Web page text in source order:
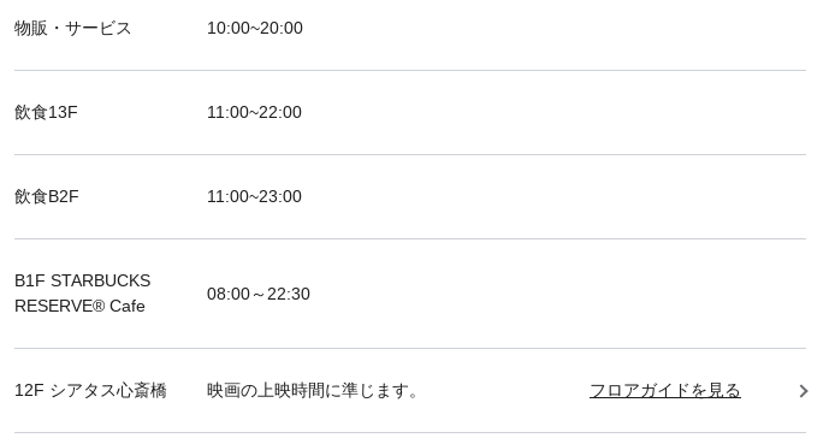
物販・サービス 10:00~20:00
飲食13F 11:00~22:00
飲食B2F 11:00~23:00
B1F STARBUCKS
RESERVE®︎ Cafe
08:00～22:30
12F シアタス心斎橋 映画の上映時間に準じます。 フロアガイドを見る